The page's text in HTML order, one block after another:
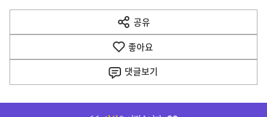
다
음
공유
열
기
좋아요
댓글보기